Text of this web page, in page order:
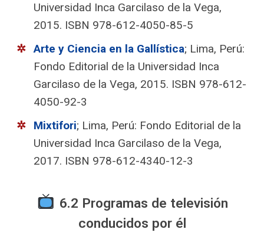
Universidad Inca Garcilaso de la Vega,
2015. ISBN 978-612-4050-85-5
Arte y Ciencia en la Gallística; Lima, Perú:
Fondo Editorial de la Universidad Inca
Garcilaso de la Vega, 2015. ISBN 978-612-
4050-92-3
Mixtifori; Lima, Perú: Fondo Editorial de la
Universidad Inca Garcilaso de la Vega,
2017. ISBN 978-612-4340-12-3
6.2 Programas de televisión
conducidos por él